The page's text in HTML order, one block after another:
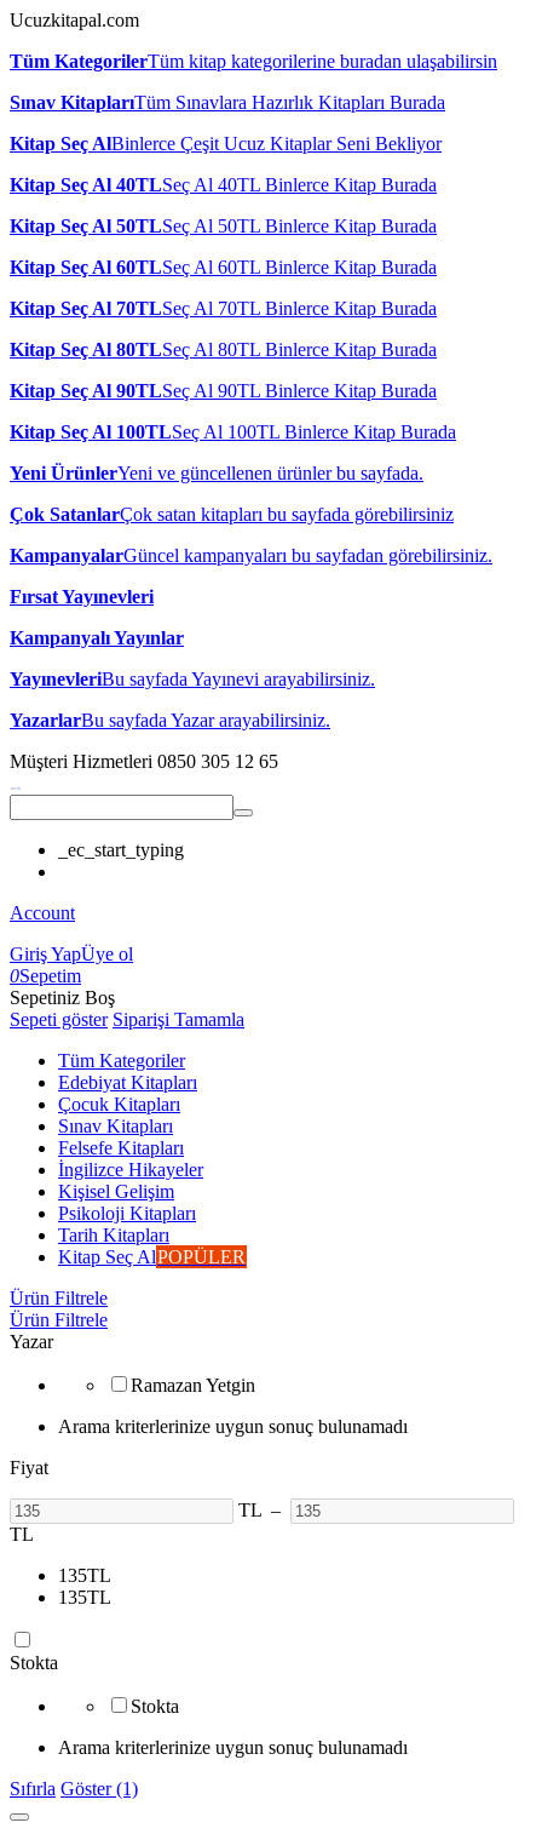
Ucuzkitapal.com
Tüm KategorilerTüm kitap kategorilerine buradan ulaşabilirsin
Sınav KitaplarıTüm Sınavlara Hazırlık Kitapları Burada
Kitap Seç AlBinlerce Çeşit Ucuz Kitaplar Seni Bekliyor
Kitap Seç Al 40TLSeç Al 40TL Binlerce Kitap Burada
Kitap Seç Al 50TLSeç Al 50TL Binlerce Kitap Burada
Kitap Seç Al 60TLSeç Al 60TL Binlerce Kitap Burada
Kitap Seç Al 70TLSeç Al 70TL Binlerce Kitap Burada
Kitap Seç Al 80TLSeç Al 80TL Binlerce Kitap Burada
Kitap Seç Al 90TLSeç Al 90TL Binlerce Kitap Burada
Kitap Seç Al 100TLSeç Al 100TL Binlerce Kitap Burada
Yeni ÜrünlerYeni ve güncellenen ürünler bu sayfada.
Çok SatanlarÇok satan kitapları bu sayfada görebilirsiniz
KampanyalarGüncel kampanyaları bu sayfadan görebilirsiniz.
Fırsat Yayınevleri
Kampanyalı Yayınlar
YayınevleriBu sayfada Yayınevi arayabilirsiniz.
YazarlarBu sayfada Yazar arayabilirsiniz.
Müşteri Hizmetleri 0850 305 12 65
_ec_start_typing
Account
Giriş YapÜye ol
0Sepetim
Sepetiniz Boş
Sepeti göster Siparişi Tamamla
Tüm Kategoriler
Edebiyat Kitapları
Çocuk Kitapları
Sınav Kitapları
Felsefe Kitapları
İngilizce Hikayeler
Kişisel Gelişim
Psikoloji Kitapları
Tarih Kitapları
Kitap Seç AlPOPÜLER
Ürün Filtrele
Ürün Filtrele
Yazar
Ramazan Yetgin
Arama kriterlerinize uygun sonuç bulunamadı
Fiyat
TL –
TL
135TL
135TL
Stokta
Stokta
Arama kriterlerinize uygun sonuç bulunamadı
Sıfırla Göster (1)